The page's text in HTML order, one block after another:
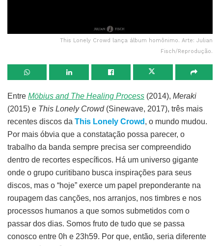
This Lonely Crowd lança álbum homônimo. Arte: Julian
Fisch/Reprodução.
Entre Möbius and The Healing Process (2014), Meraki
(2015) e This Lonely Crowd(Sinewave, 2017), três mais
recentes discos da This Lonely Crowd , o mundo mudou.
Por mais óbvia que a constatação possa parecer, o
trabalho da banda sempre precisa ser compreendido
dentro de recortes específicos. Há um universo gigante
onde o grupo curitibano busca inspirações para seus
discos, mas o “hoje” exerce um papel preponderante na
roupagem das canções, nos arranjos, nos timbres e nos
processos humanos a que somos submetidos com o
passar dos dias. Somos fruto de tudo que se passa
conosco entre 0h e 23h59. Por que, então, seria diferente